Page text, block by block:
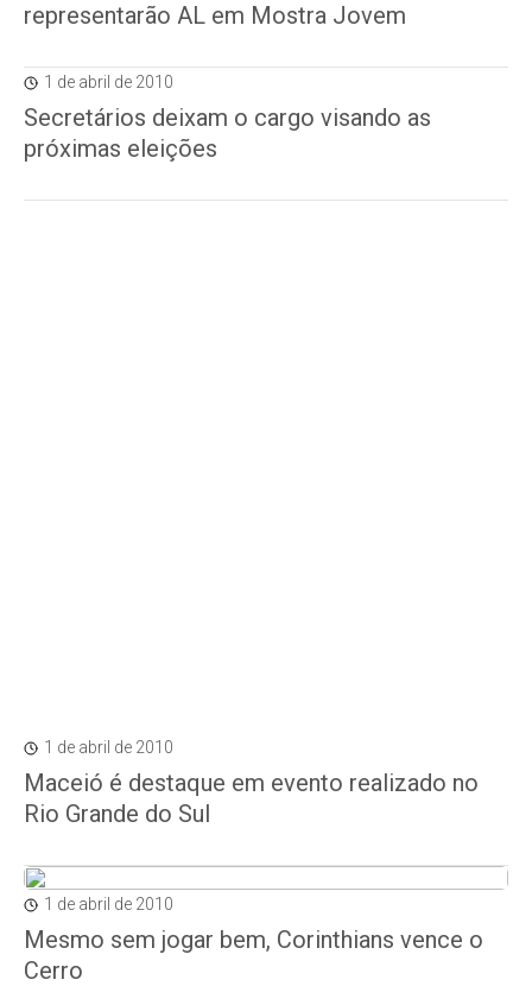
representarão AL em Mostra Jovem
1 de abril de 2010
Secretários deixam o cargo visando as
próximas eleições
1 de abril de 2010
Maceió é destaque em evento realizado no
Rio Grande do Sul
1 de abril de 2010
Mesmo sem jogar bem, Corinthians vence o
Cerro